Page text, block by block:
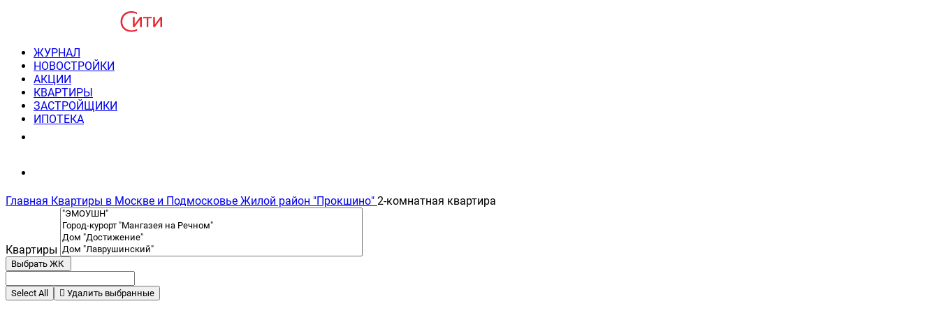
ЖУРНАЛ
НОВОСТРОЙКИ
АКЦИИ
КВАРТИРЫ
ЗАСТРОЙЩИКИ
ИПОТЕКА
Главная Квартиры в Москве и Подмосковье Жилой район "Прокшино" 2-комнатная квартира
Квартиры
Выбрать ЖК
Select All Удалить выбранные